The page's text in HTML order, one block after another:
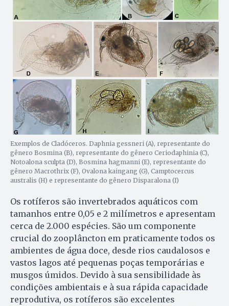
Exemplos de Cladóceros. Daphnia gessneri (A), representante do
gênero Bosmina (B), representante do gênero Ceriodaphinia (C),
Notoalona sculpta (D), Bosmina hagmanni (E), representante do
gênero Macrothrix (F), Ovalona kaingang (G), Camptocercus
australis (H) e representante do gênero Disparalona (I)
Os rotíferos são invertebrados aquáticos com
tamanhos entre 0,05 e 2 milímetros e apresentam
cerca de 2.000 espécies. São um componente
crucial do zooplâncton em praticamente todos os
ambientes de água doce, desde rios caudalosos e
vastos lagos até pequenas poças temporárias e
musgos úmidos. Devido à sua sensibilidade às
condições ambientais e à sua rápida capacidade
reprodutiva, os rotíferos são excelentes